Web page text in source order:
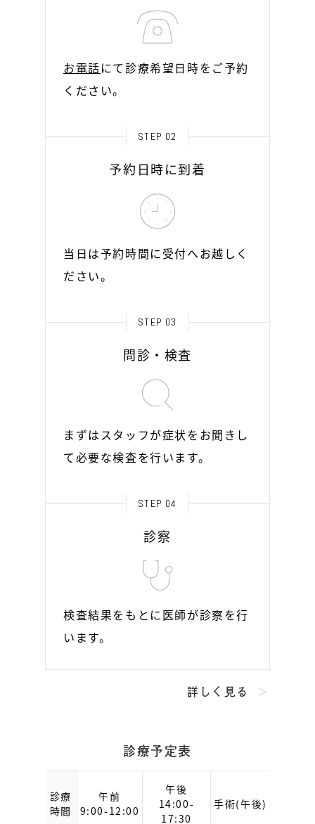
お電話にて診療希望日時をご予約
ください。
STEP 02
予約日時に到着
当日は予約時間に受付へお越しく
ださい。
STEP 03
問診・検査
まずはスタッフが症状をお聞きし
て必要な検査を行います。
STEP 04
診察
検査結果をもとに医師が診察を行
います。
詳しく見る
診療予定表
診療
時間
午前
9:00-12:00
午後
14:00-
17:30
手術(午後)